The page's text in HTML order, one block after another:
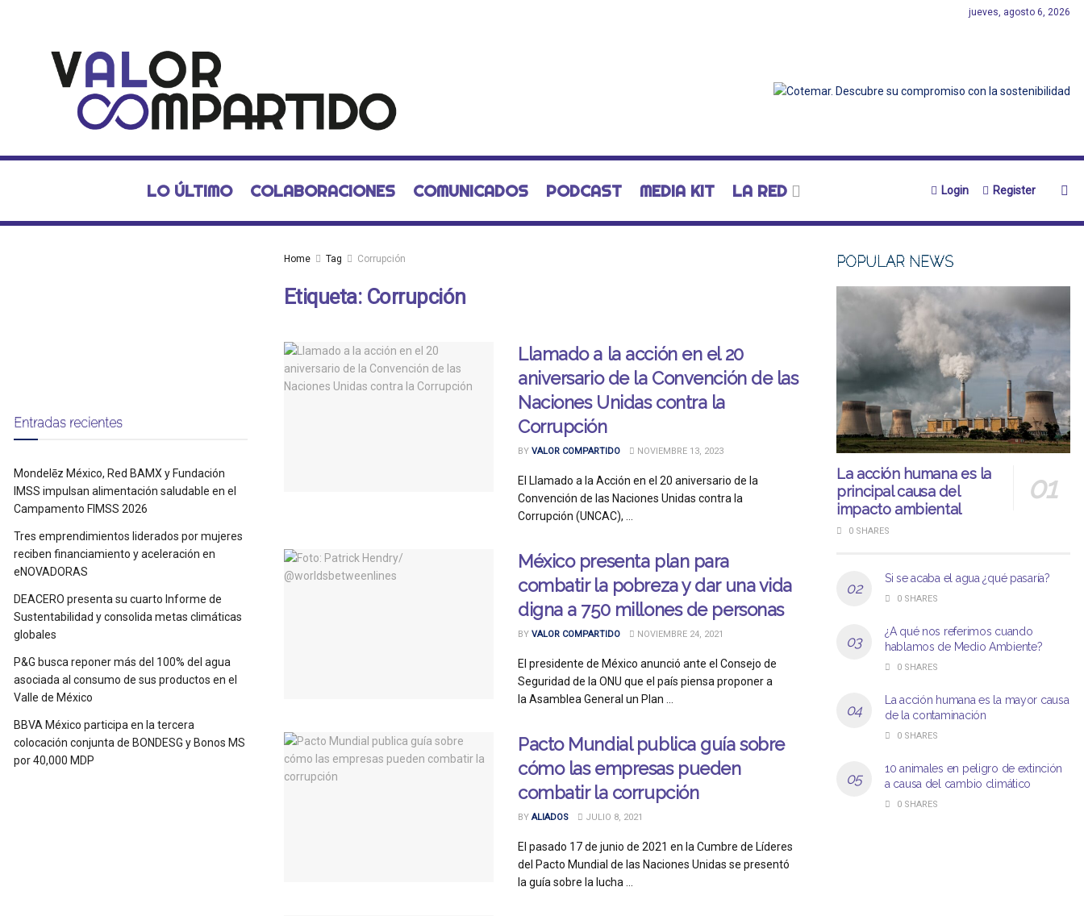
jueves, agosto 6, 2026
LO ÚLTIMO COLABORACIONES COMUNICADOS PODCAST MEDIA KIT LA RED Login Register
Home Tag Corrupción
Etiqueta: Corrupción
Llamado a la acción en el 20
aniversario de la Convención de las
Naciones Unidas contra la
Corrupción
BY VALOR COMPARTIDO NOVIEMBRE 13, 2023
El Llamado a la Acción en el 20 aniversario de la
Convención de las Naciones Unidas contra la
Corrupción (UNCAC), ...
México presenta plan para
combatir la pobreza y dar una vida
digna a 750 millones de personas
BY VALOR COMPARTIDO NOVIEMBRE 24, 2021
El presidente de México anunció ante el Consejo de
Seguridad de la ONU que el país piensa proponer a
la Asamblea General un Plan ...
Pacto Mundial publica guía sobre
cómo las empresas pueden
combatir la corrupción
BY ALIADOS JULIO 8, 2021
El pasado 17 de junio de 2021 en la Cumbre de Líderes
del Pacto Mundial de las Naciones Unidas se presentó
la guía sobre la lucha ...
Entradas recientes
Mondelēz México, Red BAMX y Fundación
IMSS impulsan alimentación saludable en el
Campamento FIMSS 2026
Tres emprendimientos liderados por mujeres
reciben financiamiento y aceleración en
eNOVADORAS
DEACERO presenta su cuarto Informe de
Sustentabilidad y consolida metas climáticas
globales
P&G busca reponer más del 100% del agua
asociada al consumo de sus productos en el
Valle de México
BBVA México participa en la tercera
colocación conjunta de BONDESG y Bonos MS
por 40,000 MDP
POPULAR NEWS
La acción humana es la
principal causa del
impacto ambiental
0 SHARES
Si se acaba el agua ¿qué pasaría?
0 SHARES
¿A qué nos referimos cuando
hablamos de Medio Ambiente?
0 SHARES
La acción humana es la mayor causa
de la contaminación
0 SHARES
10 animales en peligro de extinción
a causa del cambio climático
0 SHARES